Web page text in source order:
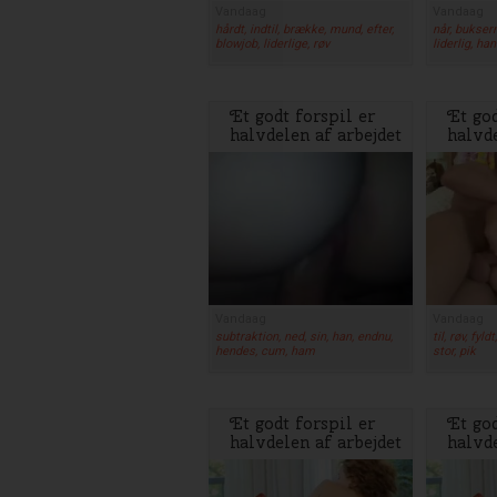
hårdt, indtil, brække, mund, efter,
blowjob, liderlige, røv
når,
liderlig,
Et godt forspil er
halvdelen af arbejdet
subtraktion, ned, sin, han, endnu,
hendes, cum, ham
Et
til, røv,
stor, pik
Et godt forspil er
halvdelen af arbejdet
Et